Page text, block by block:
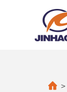
>